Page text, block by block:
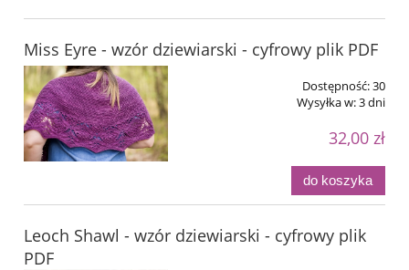
Miss Eyre - wzór dziewiarski - cyfrowy plik PDF
Dostępność:30
Wysyłka w:3 dni
32,00 zł
do koszyka
Leoch Shawl - wzór dziewiarski - cyfrowy plik
PDF